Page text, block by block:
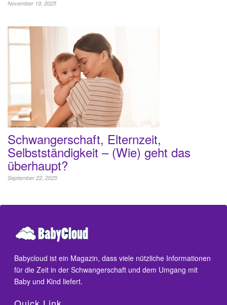
November 19, 2025
Schwangerschaft, Elternzeit,
Selbstständigkeit – (Wie) geht das
überhaupt?
September 22, 2025
Babycloud ist ein Magazin, dass viele nützliche Informationen
für die Zeit in der Schwangerschaft und dem Umgang mit
Baby und Kind liefert.